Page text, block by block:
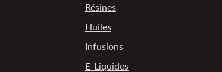
Résines
Huiles
Infusions
E-Liquides